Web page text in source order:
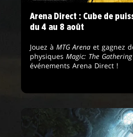
Arena Direct : Cube de
du 4 au 8 août
Jouez à MTG Arena et gagnez
physiques Magic: The Gathering
événements Arena Direct !